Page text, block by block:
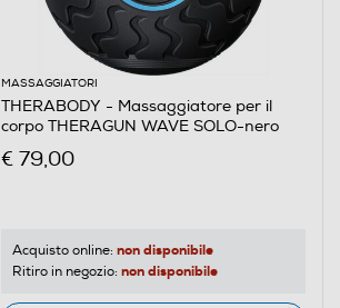
MASSAGGIATORI
THERABODY - Massaggiatore per il
corpo THERAGUN WAVE SOLO-nero
€ 79,00
Acquisto online: non disponibile
Ritiro in negozio: non disponibile